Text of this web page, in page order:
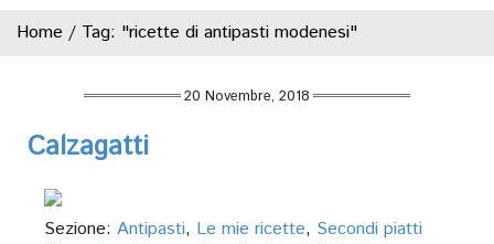
Home / Tag: "ricette di antipasti modenesi"
20 Novembre, 2018
Calzagatti
Sezione: Antipasti, Le mie ricette, Secondi piatti